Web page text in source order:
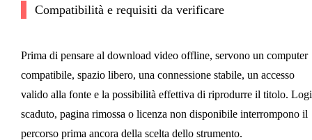
Compatibilità e requisiti da verificare
Prima di pensare al download video offline, servono un computer
compatibile, spazio libero, una connessione stabile, un accesso
valido alla fonte e la possibilità effettiva di riprodurre il titolo.
scaduto, pagina rimossa o licenza non disponibile interrompono il
percorso prima ancora della scelta dello strumento.